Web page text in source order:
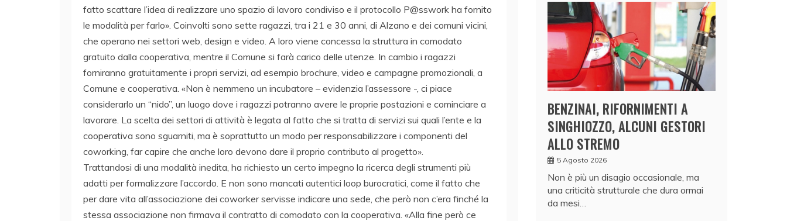
fatto scattare l’idea di realizzare uno spazio di lavoro condiviso e il protocollo P@sswork ha fornito
le modalità per farlo». Coinvolti sono sette ragazzi, tra i 21 e 30 anni, di Alzano e dei comuni vicini,
che operano nei settori web, design e video. A loro viene concessa la struttura in comodato
gratuito dalla cooperativa, mentre il Comune si farà carico delle utenze. In cambio i ragazzi
forniranno gratuitamente i propri servizi, ad esempio brochure, video e campagne promozionali, a
Comune e cooperativa. «Non è nemmeno un incubatore – evidenzia l’assessore -, ci piace
considerarlo un “nido”, un luogo dove i ragazzi potranno avere le proprie postazioni e cominciare a
lavorare. La scelta dei settori di attività è legata al fatto che si tratta di servizi sui quali l’ente e la
cooperativa sono sguarniti, ma è soprattutto un modo per responsabilizzare i componenti del
coworking, far capire che anche loro devono dare il proprio contributo al progetto».
Trattandosi di una modalità inedita, ha richiesto un certo impegno la ricerca degli strumenti più
adatti per formalizzare l’accordo. E non sono mancati autentici loop burocratici, come il fatto che
per dare vita all’associazione dei coworker servisse indicare una sede, che però non c’era finché la
stessa associazione non firmava il contratto di comodato con la cooperativa. «Alla fine però ce
BENZINAI, RIFORNIMENTI A
SINGHIOZZO, ALCUNI GESTORI
ALLO STREMO
5 Agosto 2026
Non è più un disagio occasionale, ma
una criticità strutturale che dura ormai
da mesi…